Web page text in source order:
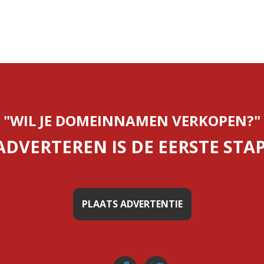
"WIL JE DOMEINNAMEN VERKOPEN?"
IS DE EERSTE
PLAATS ADVERTENTIE